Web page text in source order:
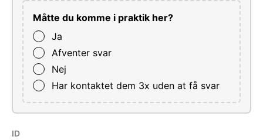
Måtte du komme i praktik her?
Ja
Afventer svar
Nej
Har kontaktet dem 3x uden at få svar
ID